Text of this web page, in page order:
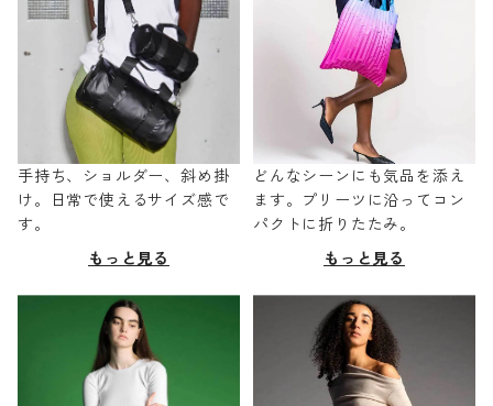
手持ち、ショルダー、斜め掛
け。日常で使えるサイズ感で
す。
もっと見る
どんなシーンにも気品を添え
ます。プリーツに沿ってコン
パクトに折りたたみ。
もっと見る